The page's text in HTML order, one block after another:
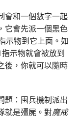
會和一個數字一起
它會先派一個黑色
示物到它上面。如
示物就會被放到
後，你就可以隨時
題：囤兵機制派出
就是殭屍。對魔戒